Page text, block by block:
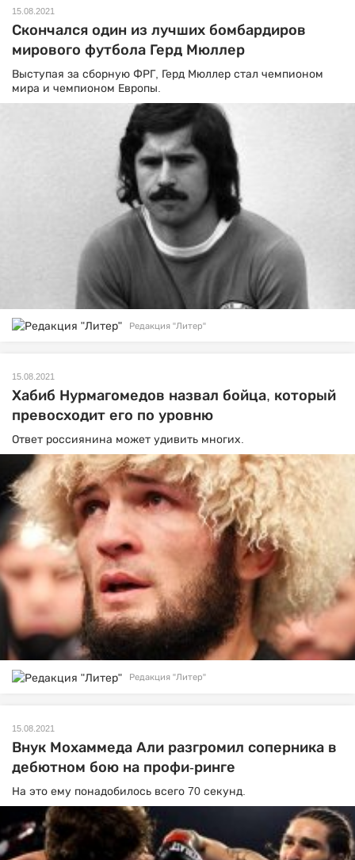
15.08.2021
Скончался один из лучших бомбардиров
мирового футбола Герд Мюллер
Выступая за сборную ФРГ, Герд Мюллер стал чемпионом
мира и чемпионом Европы.
Редакция "Литер"
15.08.2021
Хабиб Нурмагомедов назвал бойца, который
превосходит его по уровню
Ответ россиянина может удивить многих.
Редакция "Литер"
15.08.2021
Внук Мохаммеда Али разгромил соперника в
дебютном бою на профи-ринге
На это ему понадобилось всего 70 секунд.